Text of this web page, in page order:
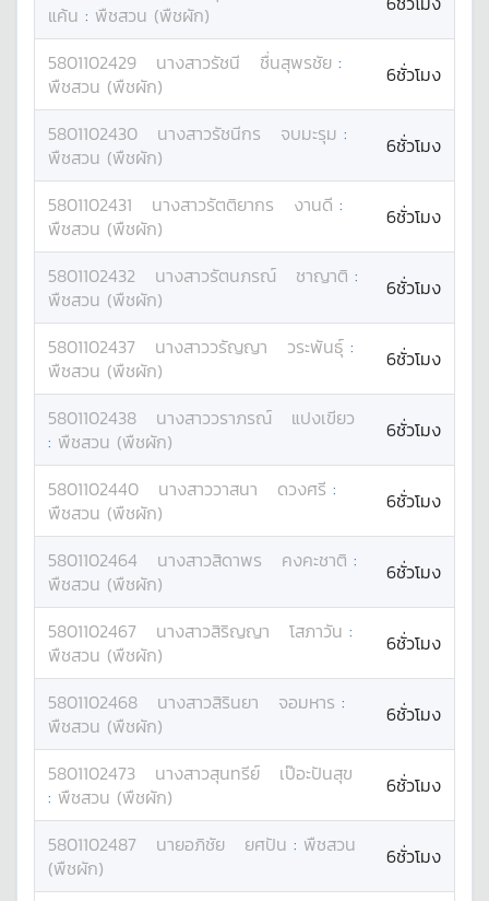
แค้น : พืชสวน (พืชผัก)
5801102429 นางสาวรัชนี ชื่นสุพรชัย :
พืชสวน (พืชผัก)
6ชั่วโมง
5801102430 นางสาวรัชนีกร จบมะรุม :
พืชสวน (พืชผัก)
6ชั่วโมง
5801102431 นางสาวรัตติยากร งานดี :
พืชสวน (พืชผัก)
6ชั่วโมง
5801102432 นางสาวรัตนภรณ์ ชาญาติ :
พืชสวน (พืชผัก)
6ชั่วโมง
5801102437 นางสาววรัญญา วระพันธุ์ :
พืชสวน (พืชผัก)
6ชั่วโมง
5801102438 นางสาววราภรณ์
แปงเขียว
: พืชสวน (พืชผัก) 6ชั่วโมง
5801102440 นางสาววาสนา ดวงศรี :
พืชสวน (พืชผัก)
6ชั่วโมง
5801102464 นางสาวสิดาพร คงคะชาติ :
พืชสวน (พืชผัก)
6ชั่วโมง
5801102467 นางสาวสิริญญา โสภาวัน :
พืชสวน (พืชผัก)
6ชั่วโมง
5801102468 นางสาวสิรินยา จอมหาร :
พืชสวน (พืชผัก)
6ชั่วโมง
5801102473 นางสาวสุนทรีย์
เป๊อะปันสุข
: พืชสวน (พืชผัก) 6ชั่วโมง
5801102487 นายอภิชัย ยศปัน : พืชสวน
(พืชผัก)
6ชั่วโมง